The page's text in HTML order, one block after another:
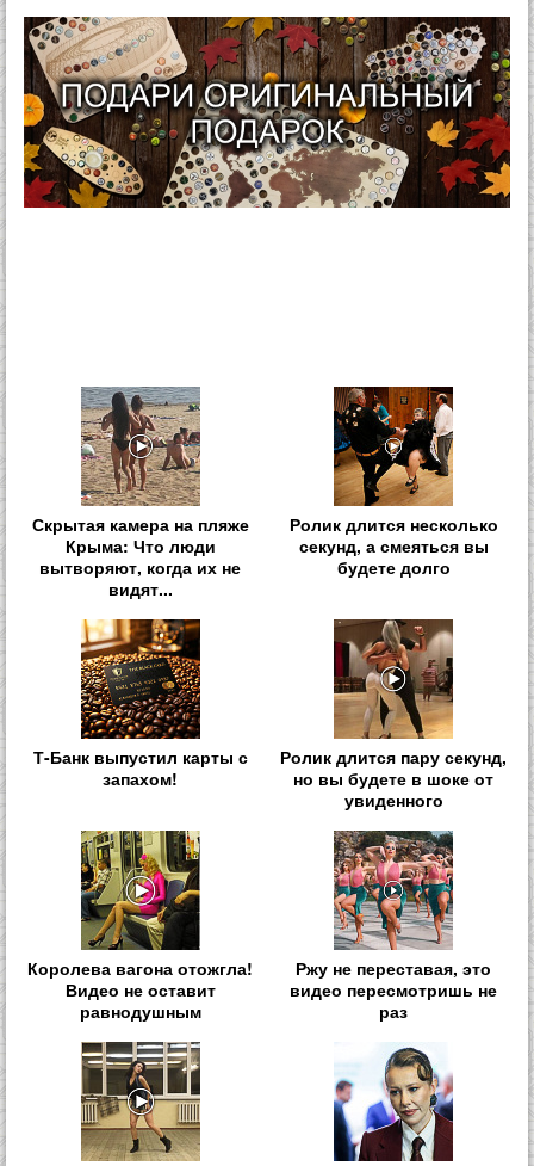
Скрытая камера на пляже
Крыма: Что люди
вытворяют, когда их не
видят...
Ролик длится несколько
секунд, а смеяться вы
будете долго
Т-Банк выпустил карты с
запахом!
Ролик длится пару секунд,
но вы будете в шоке от
увиденного
Королева вагона отожгла!
Видео не оставит
равнодушным
Ржу не переставая, это
видео пересмотришь не
раз